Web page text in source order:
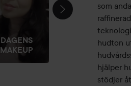
DAGENS
MAKEUP
som
hudton
hjälper
stödjer